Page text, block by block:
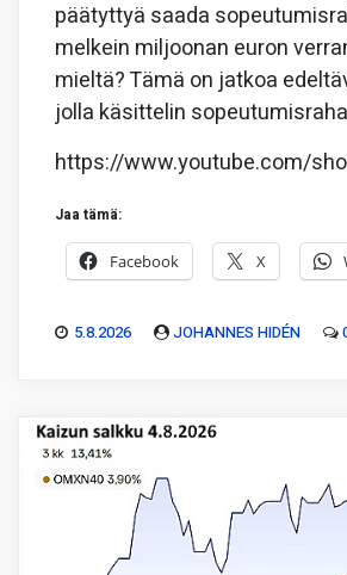
päätyttyä saada
melkein miljoonan euron
mieltä? Tämä on jatkoa
jolla käsittelin
https://www.youtube.com/
Jaa tämä:
Facebook X
5.8.2026 JOHANNES HIDÉN